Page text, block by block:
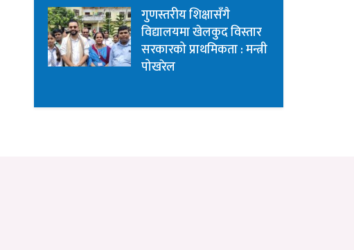
गुणस्तरीय शिक्षासँगै
विद्यालयमा खेलकुद विस्तार
सरकारको प्राथमिकता : मन्त्री
पोखरेल